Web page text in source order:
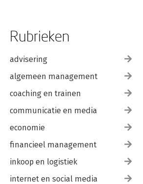
Rubrieken
advisering
algemeen management
coaching en trainen
communicatie en media
economie
financieel management
inkoop en logistiek
internet en social media